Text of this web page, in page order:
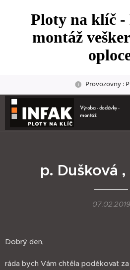
Ploty na klíč -
montáž
Provozovny :
Výroba - dodávky -
montáž
p. Dušková
07.02.2019
Dobrý den,
ráda bych Vám chtěla poděkovat